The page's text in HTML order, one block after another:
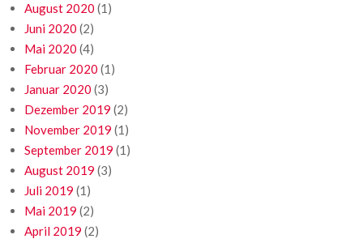
August 2020 (1)
Juni 2020 (2)
Mai 2020 (4)
Februar 2020 (1)
Januar 2020 (3)
Dezember 2019 (2)
November 2019 (1)
September 2019 (1)
August 2019 (3)
Juli 2019 (1)
Mai 2019 (2)
April 2019 (2)